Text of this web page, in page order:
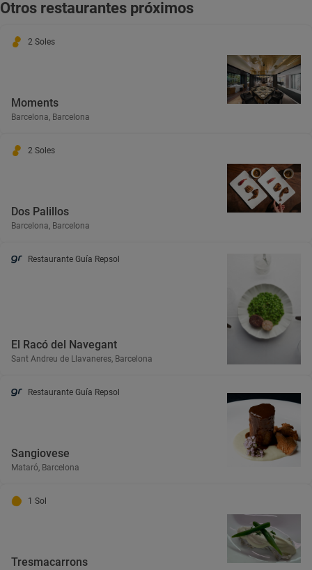
Otros restaurantes próximos
2 Soles
Moments
Barcelona, Barcelona
2 Soles
Dos Palillos
Barcelona, Barcelona
Restaurante Guía Repsol
El Racó del Navegant
Sant Andreu de Llavaneres, Barcelona
Restaurante Guía Repsol
Sangiovese
Mataró, Barcelona
1 Sol
Tresmacarrons